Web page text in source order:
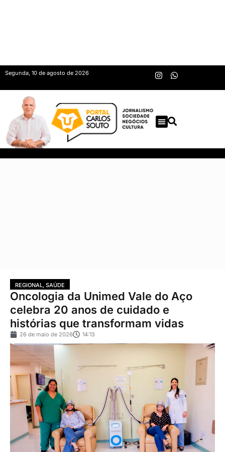
Segunda, 10 de agosto de 2026
REGIONAL, SAÚDE
Oncologia da Unimed Vale do Aço
celebra 20 anos de cuidado e
histórias que transformam vidas
26 de maio de 2026 14:13